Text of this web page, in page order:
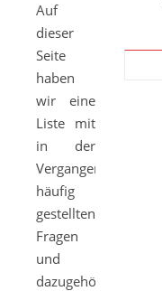
Auf
dieser
Seite
haben
wir eine
Liste mit
in der
Vergangenheit
häufig
gestellten
Fragen
und
dazugehörigen